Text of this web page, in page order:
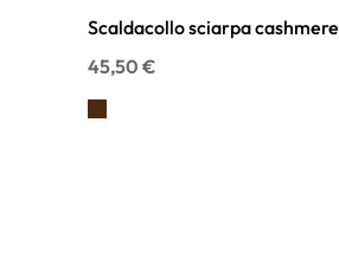
Scaldacollo sciarpa cashmere
45,50 €